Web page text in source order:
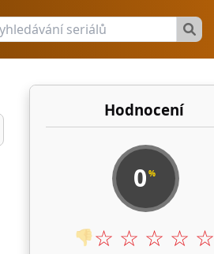
Hodnocení
0 %
👎☆ ☆ ☆ ☆ ☆